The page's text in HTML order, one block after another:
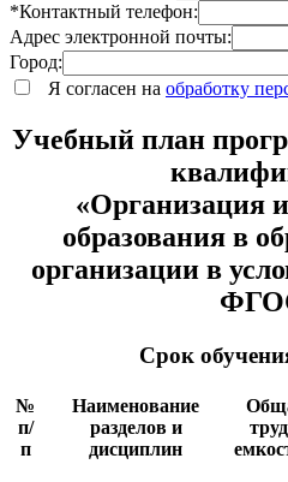
*Контактный телефон:
Адрес электронной почты:
Город:
Я согласен на обработку
Учебный план
«Организация
образования в
организации в
Срок
№
п/
п
Наименование
разделов и
дисциплин